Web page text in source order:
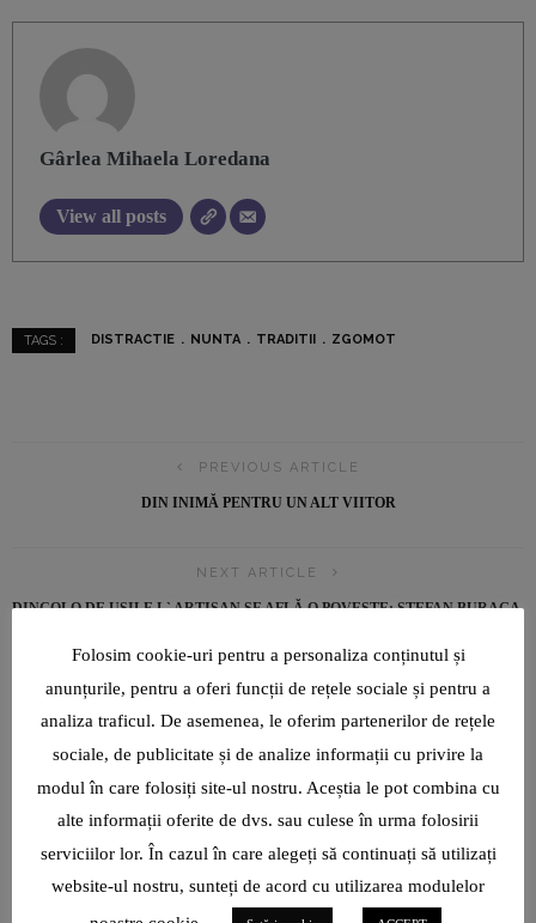
Gârlea Mihaela Loredana
View all posts
TAGS : DISTRACTIE NUNTA TRADITII ZGOMOT
PREVIOUS ARTICLE
DIN INIMĂ PENTRU UN ALT VIITOR
NEXT ARTICLE
DINCOLO DE UȘILE L` ARTISAN SE AFLĂ O POVESTE: ȘTEFAN BURAGA,
Gârlea Mihaela Loredana
Folosim cookie-uri pentru a personaliza conținutul și
anunțurile, pentru a oferi funcții de rețele sociale și pentru a
analiza traficul. De asemenea, le oferim partenerilor de rețele
sociale, de publicitate și de analize informații cu privire la
modul în care folosiți site-ul nostru. Aceștia le pot combina cu
alte informații oferite de dvs. sau culese în urma folosirii
serviciilor lor. În cazul în care alegeți să continuați să utilizați
website-ul nostru, sunteți de acord cu utilizarea modulelor